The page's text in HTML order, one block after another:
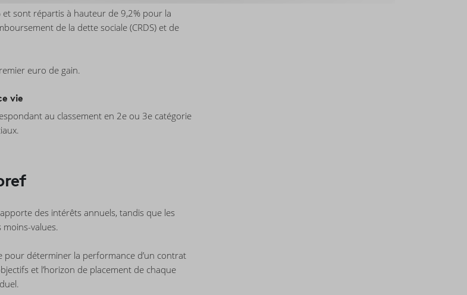
et sont répartis à hauteur de 9,2% pour la
de la dette sociale (CRDS) et de
euro de gain.
vie
au classement en 2e ou 3e catégorie
des intérêts annuels, tandis que les
values.
pour déterminer la performance d’un contrat
et l’horizon de placement de chaque